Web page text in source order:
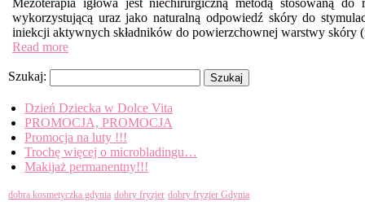
Mezoterapia igłowa jest niechirurgiczną metodą stosowaną
wykorzystującą uraz jako naturalną odpowiedź skóry do
iniekcji aktywnych składników do powierzchownej warstwy skóry
Read more
Szukaj:
Dzień Dziecka w Dolce Vita
PROMOCJA, PROMOCJA
Promocja na luty !!!
Trochę więcej o microbladingu…
Makijaż permanentny!!!
dobra kosmetyczka gdynia dobry fryzjer dobry fryzjer Gdynia